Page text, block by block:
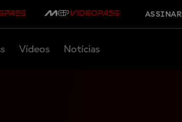
ASSINAR
Vídeos Notícias